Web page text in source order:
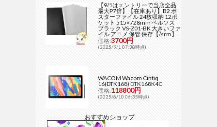
【9/1はエントリーで当店全品
最大P7倍】【在庫あり】B2 ポ
スターファイル 24枚収納 12ポ
ケット 515×728mm ベルソス
ブラック VS-Z01-BK 大きいファ
イル アニメ 保管 保存【/srm】
価格:3700円
(2025/9/1 07:38時点)
WACOM Wacom Cintiq
16(DTK168) DTK168K4C
価格:118800円
(2025/6/10 06:35時点)
おすすめショップ